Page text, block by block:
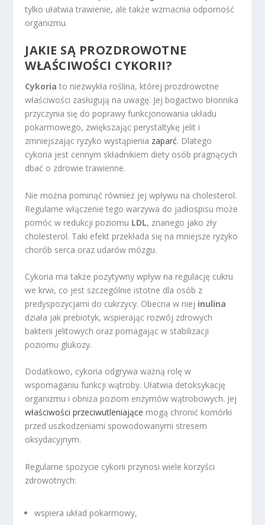
tylko ułatwia trawienie, ale także wzmacnia odporność
organizmu.
JAKIE SĄ PROZDROWOTNE
WŁAŚCIWOŚCI CYKORII?
Cykoria to niezwykła roślina, której prozdrowotne
właściwości zasługują na uwagę. Jej bogactwo błonnika
przyczynia się do poprawy funkcjonowania układu
pokarmowego, zwiększając perystaltykę jelit i
zmniejszając ryzyko wystąpienia zaparć. Dlatego
cykoria jest cennym składnikiem diety osób pragnących
dbać o zdrowie trawienne.
Nie można pominąć również jej wpływu na cholesterol.
Regularne włączenie tego warzywa do jadłospisu może
pomóc w redukcji poziomu LDL, znanego jako zły
cholesterol. Taki efekt przekłada się na mniejsze ryzyko
chorób serca oraz udarów mózgu.
Cykoria ma także pozytywny wpływ na regulację cukru
we krwi, co jest szczególnie istotne dla osób z
predyspozycjami do cukrzycy. Obecna w niej inulina
działa jak prebiotyk, wspierając rozwój zdrowych
bakterii jelitowych oraz pomagając w stabilizacji
poziomu glukozy.
Dodatkowo, cykoria odgrywa ważną rolę w
wspomaganiu funkcji wątroby. Ułatwia detoksykację
organizmu i obniża poziom enzymów wątrobowych. Jej
właściwości przeciwutleniające mogą chronić komórki
przed uszkodzeniami spowodowanymi stresem
oksydacyjnym.
Regularne spożycie cykorii przynosi wiele korzyści
zdrowotnych:
wspiera układ pokarmowy,